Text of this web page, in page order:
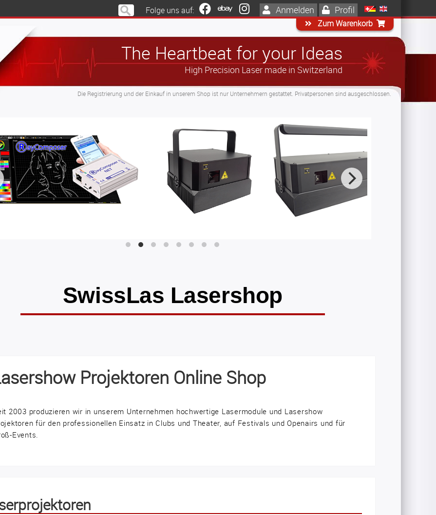
Folge uns auf: Anmelden Profil
Zum Warenkorb
The Heartbeat for your Ideas
High Precision Laser made in Switzerland
Die Registrierung und der Einkauf in unserem Shop ist nur Unternehmern gestattet. Privatpersonen sind ausgeschlossen.
SwissLas Lasershop
Projektoren Online Shop
2003 produzieren wir in unserem Unternehmen hochwertige Lasermodule und Lasershow
für den professionellen Einsatz in Clubs und Theater, auf Festivals und Openairs und für
Events.